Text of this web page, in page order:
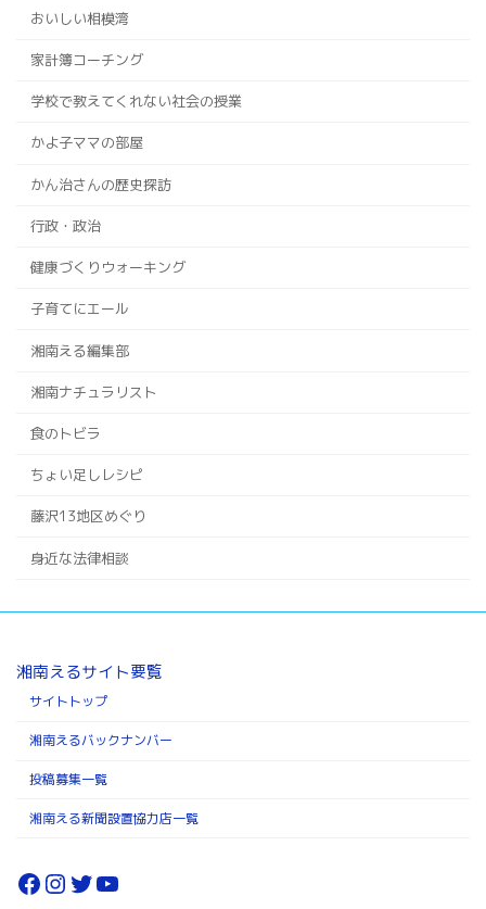
おいしい相模湾
家計簿コーチング
学校で教えてくれない社会の授業
かよ子ママの部屋
かん治さんの歴史探訪
行政・政治
健康づくりウォーキング
子育てにエール
湘南える編集部
湘南ナチュラリスト
食のトビラ
ちょい足しレシピ
藤沢13地区めぐり
身近な法律相談
湘南えるサイト要覧
サイトトップ
湘南えるバックナンバー
投稿募集一覧
湘南える新聞設置協力店一覧
Facebook
Instagram
Twitter
YouTube